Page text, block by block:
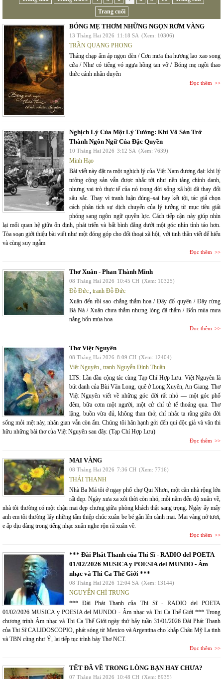
Trang cuối
BÓNG MẸ THƠM NHỮNG NGỌN RƠM VÀNG
13 Tháng Hai 2026 11:18 SA (Xem: 10306)
TRẦN QUANG PHONG
Tháng chạp ấm áp ngọn đèn / Cơn mưa tha hương lao xao song
cửa / Như có tiếng vó ngựa hồng tan vỡ / Bóng mẹ ngồi thao
thức cánh nhân duyên
Đọc thêm
Nghịch Lý Của Một Lý Tưởng: Khi Vô Sản Trở
Thành Ngôn Ngữ Của Đặc Quyền
10 Tháng Hai 2026 3:12 SA (Xem: 7639)
Minh Hạo
Bài viết này đặt ra một nghịch lý của Việt Nam đương đại: khi lý
tưởng cộng sản vẫn được nhắc tới như nền tảng chính danh,
nhưng vai trò thực tế của nó trong đời sống xã hội đã thay đổi
sâu sắc. Thay vì tranh luận đúng–sai hay kết tội, tác giả chọn
cách phân tích sự dịch chuyển của lý tưởng từ mục tiêu giải
phóng sang ngôn ngữ quyền lực. Cách tiếp cận này giúp nhìn
lại mối quan hệ giữa ổn định, phát triển và bất bình đẳng dưới một góc nhìn tỉnh táo hơn.
Tòa soạn giới thiệu bài viết như một đóng góp cho đối thoại xã hội, với tinh thần viết để hiểu
và cùng suy ngẫm
Đọc thêm
Thơ Xuân - Phan Thành Minh
08 Tháng Hai 2026 10:45 CH (Xem: 10325)
Đỗ Đức tranh Đỗ Đức
Xuân đến rồi sao chẳng thắm hoa / Đây đổ quyên / Đây rừng
Bà Nà / Xuân chưa thắm nhưng lòng đã thắm / Bốn mùa mưa
nắng bốn mùa hoa
Đọc thêm
Thơ Việt Nguyên
08 Tháng Hai 2026 8:09 CH (Xem: 12404)
Việt Nguyên tranh Nguyễn Đình Thuần
LTS: Lần đầu cộng tác cùng Tạp Chí Hợp Lưu. Việt Nguyên là
bút danh của Bùi Văn Long, quê ở Long Xuyên, An Giang. Thơ
Việt Nguyên viết về những góc đời rất nhỏ — một góc phố
đêm, bữa cơm một người, một cử chỉ tử tế thoáng qua. Thơ
lặng, buồn vừa đủ, không than thở, chỉ nhắc ta rằng giữa đời
sống mỏi mệt này, nhân gian vẫn còn ấm. Chúng tôi hân hạnh gởi đến quí độc giả và văn thi
hữu những bài thơ của Việt Nguyên sau đây. (Tạp Chí Hợp Lưu)
Đọc thêm
MAI VÀNG
08 Tháng Hai 2026 7:36 CH (Xem: 7716)
THÁI THANH
Nhà Ba Má tôi ở ngay phố chợ Qui Nhơn, một căn nhà rộng lớn
rất đẹp. Ngày xưa xa xôi thời còn nhỏ, mỗi năm đến độ xuân về,
nhà tôi thường có một chậu mai đẹp chưng giữa phòng khách thật sang trọng. Ngày ấy mấy
anh em tôi thường lấy những tấm thiệp chúc xuân be bé gắn lên cành mai. Mai vàng nở tươi,
e ấp dịu dàng trong tiếng nhạc xuân nghe rộn rã xuân về.
Đọc thêm
*** Đài Phát Thanh của Thi Sĩ - RADIO del POETA
01/02/2026 MUSICA y POESIA del MUNDO - Âm
nhạc và Thi Ca Thế Giới ***
08 Tháng Hai 2026 12:04 SA (Xem: 13144)
NGUYỄN CHÍ TRUNG
*** Đài Phát Thanh của Thi Sĩ - RADIO del POETA
01/02/2026 MUSICA y POESIA del MUNDO - Âm nhạc và Thi Ca Thế Giới *** Trong
chương trình Âm nhạc và Thi Ca Thế Giới ngày thứ bảy tuần 31/01/2026 Đài Phát Thanh
của Thi Sĩ CALIDOSCOPIO, phát sóng từ Mexico và Argentina cho khắp Châu Mỹ La tinh
và TBN cũng như Ý, lại tiếp tục trình bày Thơ NCT.
Đọc thêm
TẾT ĐÃ VỀ TRONG LÒNG BẠN HAY CHƯA?
07 Tháng Hai 2026 10:48 CH (Xem: 8935)